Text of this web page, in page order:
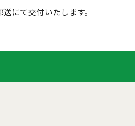
にて交付いたします。